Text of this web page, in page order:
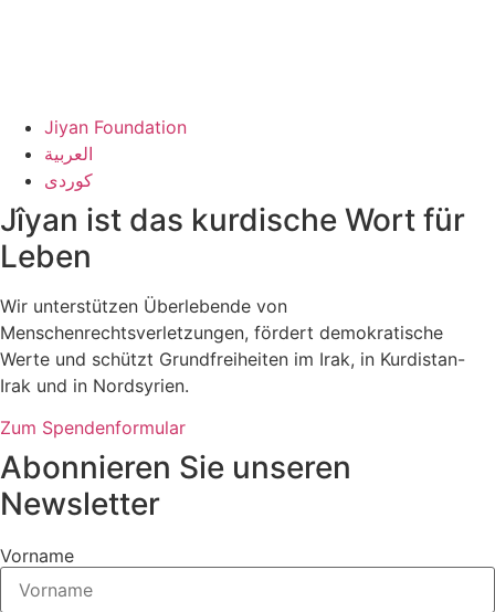
Jiyan Foundation
العربية
کوردی
Jîyan ist das kurdische Wort für
Leben
Wir unterstützen Überlebende von
Menschenrechtsverletzungen, fördert demokratische
Werte und schützt Grundfreiheiten im Irak, in Kurdistan-
Irak und in Nordsyrien.
Zum Spendenformular
Abonnieren Sie unseren
Newsletter
Vorname